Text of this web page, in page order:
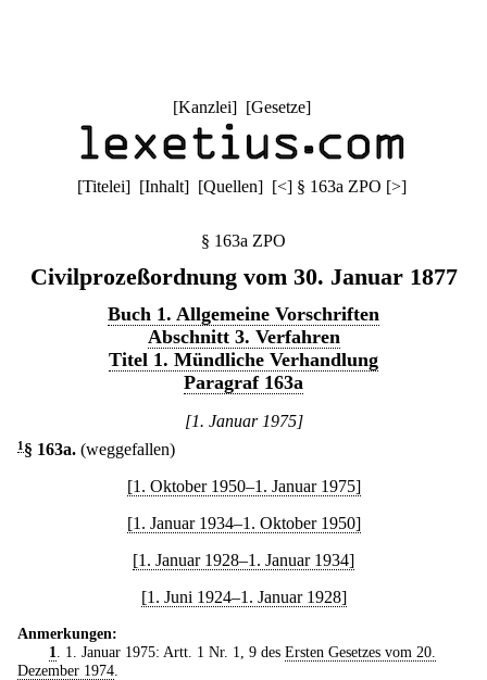
[Kanzlei] [Gesetze]
[Titelei] [Inhalt] [Quellen] [<] § 163a ZPO [>]
§ 163a ZPO
Civilprozeßordnung vom 30. Januar 1877
Buch 1. Allgemeine Vorschriften
Abschnitt 3. Verfahren
Titel 1. Mündliche Verhandlung
Paragraf 163a
[1. Januar 1975]
1 § 163a. (weggefallen)
[1. Oktober 1950–1. Januar 1975]
[1. Januar 1934–1. Oktober 1950]
[1. Januar 1928–1. Januar 1934]
[1. Juni 1924–1. Januar 1928]
Anmerkungen:
1
. 1. Januar 1975: Artt. 1 Nr. 1, 9 des Ersten Gesetzes vom 20.
Dezember 1974